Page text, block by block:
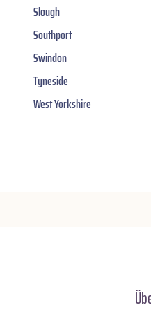
Slough
Southport
Swindon
Tyneside
West Yorkshire